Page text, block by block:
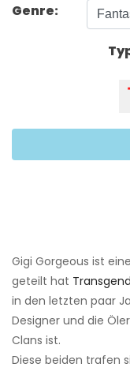
Genre:
Gigi Gorgeous ist
geteilt hat
in den letzten paar
Designer und die
Clans ist.
Diese beiden trafen